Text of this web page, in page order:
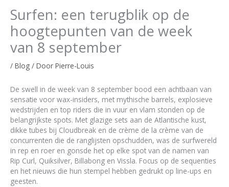
Surfen: een terugblik op de
hoogtepunten van de week
van 8 september
/ Blog / Door Pierre-Louis
De swell in de week van 8 september bood een achtbaan van
sensatie voor wax-insiders, met mythische barrels, explosieve
wedstrijden en top riders die in vuur en vlam stonden op de
belangrijkste spots. Met glazige sets aan de Atlantische kust,
dikke tubes bij Cloudbreak en de crème de la crème van de
concurrenten die de ranglijsten opschudden, was de surfwereld
in rep en roer en gonsde het op elke spot van de namen van
Rip Curl, Quiksilver, Billabong en Vissla. Focus op de sequenties
en het nieuws die hun stempel hebben gedrukt op line-ups en
geesten.